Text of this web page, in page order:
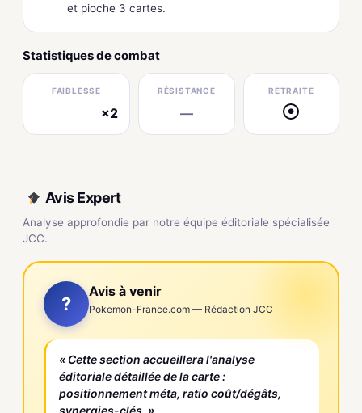
et pioche 3 cartes.
Statistiques de combat
FAIBLESSE
×2
RÉSISTANCE
—
RETRAITE
●
Avis Expert
Analyse approfondie par notre équipe éditoriale spécialisée
JCC.
?
Avis à venir
Pokemon-France.com — Rédaction JCC
« Cette section accueillera l'analyse
éditoriale détaillée de la carte :
positionnement méta, ratio coût/dégâts,